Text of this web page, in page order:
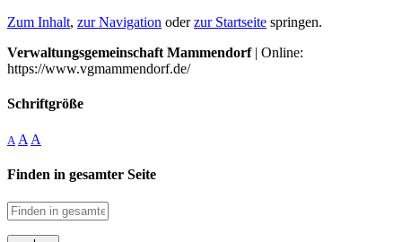
Zum Inhalt, zur Navigation oderzur Startseite springen.
Verwaltungsgemeinschaft Mammendorf| Online:
https://www.vgmammendorf.de/
Schriftgröße
A A A
Finden in gesamter Seite